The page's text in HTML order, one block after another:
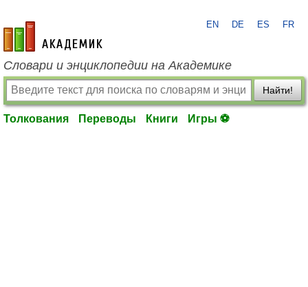
academic.ru
EN DE ES FR
Словари и энциклопедии на Академике
Найти!
Толкования Переводы Книги Игры ⚽